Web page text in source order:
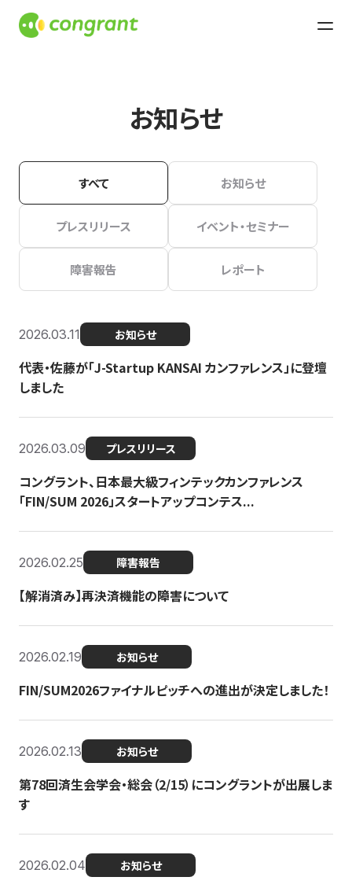
お知らせ
すべて お知らせ
プレスリリース イベント・セミナー
障害報告 レポート
2026.03.11 お知らせ
代表・佐藤が「J-Startup KANSAI カンファレンス」に登壇
しました
2026.03.09 プレスリリース
コングラント、日本最大級フィンテックカンファレンス
「FIN/SUM 2026」スタートアップコンテス...
2026.02.25 障害報告
【解消済み】再決済機能の障害について
2026.02.19 お知らせ
FIN/SUM2026ファイナルピッチへの進出が決定しました！
2026.02.13 お知らせ
第78回済生会学会・総会（2/15）にコングラントが出展しま
す
2026.02.04 お知らせ